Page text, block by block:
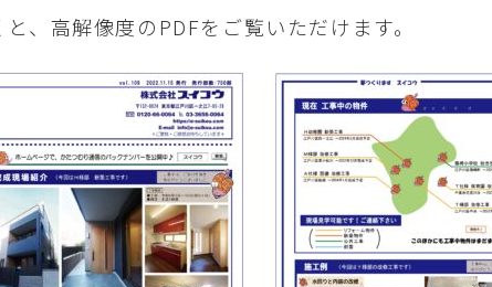
、高解像度のPDFをご覧いただけます。